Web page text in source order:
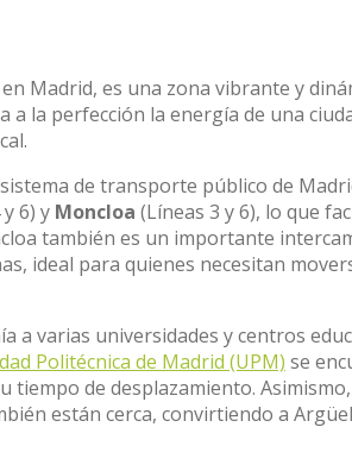
Madrid, es una zona vibrante y
la perfección la energía de una
de transporte público de
6) y Moncloa (Líneas 3 y 6), lo que
también es un importante
ideal para quienes necesitan
a varias universidades y centros
Politécnica de Madrid (UPM) se
tiempo de desplazamiento.
están cerca, convirtiendo a